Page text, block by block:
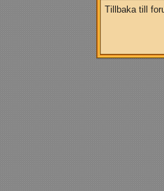
Tillbaka till